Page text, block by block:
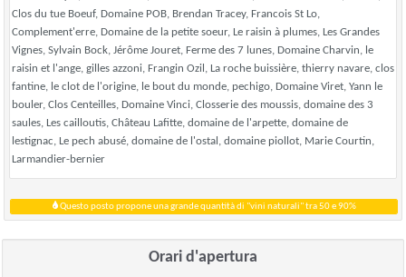
Clos du tue Boeuf, Domaine POB, Brendan Tracey, Francois St Lo,
Complement'erre, Domaine de la petite soeur, Le raisin à plumes, Les Grandes
Vignes, Sylvain Bock, Jérôme Jouret, Ferme des 7 lunes, Domaine Charvin, le
raisin et l'ange, gilles azzoni, Frangin Ozil, La roche buissière, thierry navare, clos
fantine, le clot de l'origine, le bout du monde, pechigo, Domaine Viret, Yann le
bouler, Clos Centeilles, Domaine Vinci, Closserie des moussis, domaine des 3
saules, Les cailloutis, Château Lafitte, domaine de l'arpette, domaine de
lestignac, Le pech abusé, domaine de l'ostal, domaine piollot, Marie Courtin,
Larmandier-bernier
Questo posto propone una grande quantità di "vini naturali" tra 50 e 90%
Orari d'apertura